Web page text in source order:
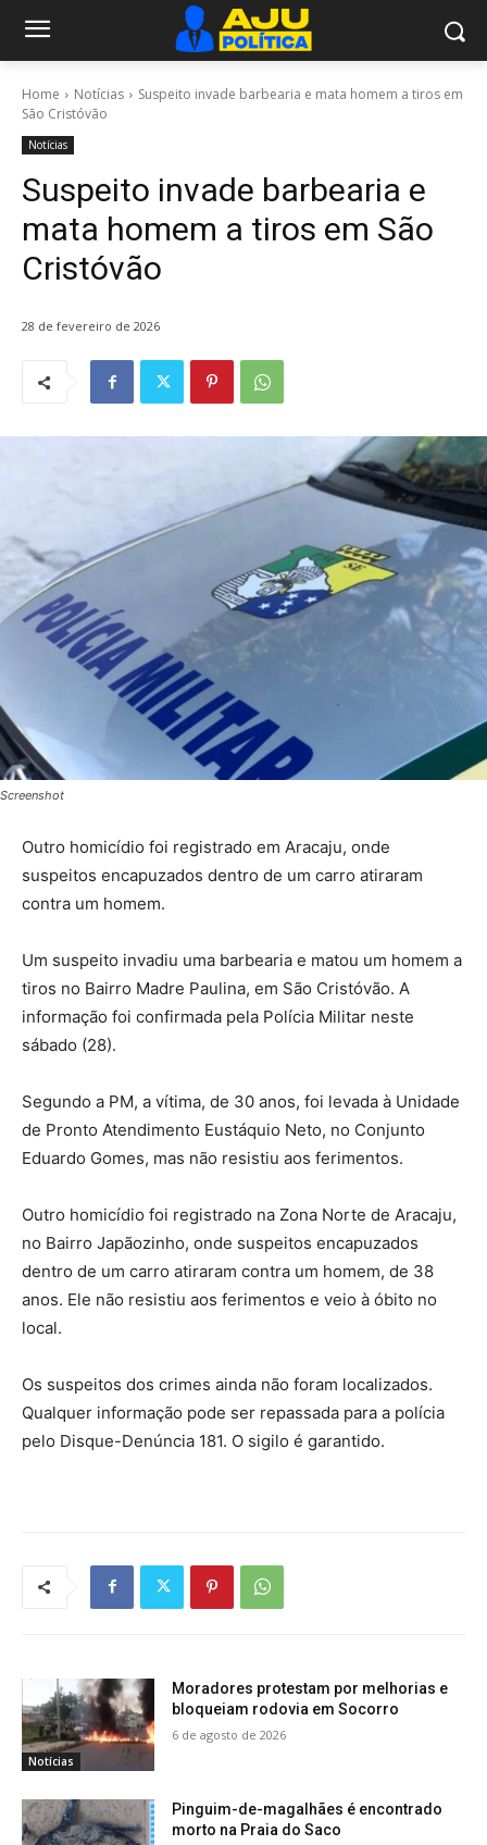
Home Notícias
Suspeito invade barbearia e mata homem a tiros em
São Cristóvão
Notícias
Suspeito invade barbearia e
mata homem a tiros em São
Cristóvão
28 de fevereiro de 2026
Screenshot
Outro homicídio foi registrado em Aracaju, onde
suspeitos encapuzados dentro de um carro atiraram
contra um homem.
Um suspeito invadiu uma barbearia e matou um homem a
tiros no Bairro Madre Paulina, em São Cristóvão. A
informação foi confirmada pela Polícia Militar neste
sábado (28).
Segundo a PM, a vítima, de 30 anos, foi levada à Unidade
de Pronto Atendimento Eustáquio Neto, no Conjunto
Eduardo Gomes, mas não resistiu aos ferimentos.
Outro homicídio foi registrado na Zona Norte de Aracaju,
no Bairro Japãozinho, onde suspeitos encapuzados
dentro de um carro atiraram contra um homem, de 38
anos. Ele não resistiu aos ferimentos e veio à óbito no
local.
Os suspeitos dos crimes ainda não foram localizados.
Qualquer informação pode ser repassada para a polícia
pelo Disque-Denúncia 181. O sigilo é garantido.
Notícias
Moradores protestam por melhorias e
bloqueiam rodovia em Socorro
6 de agosto de 2026
Pinguim-de-magalhães é encontrado
morto na Praia do Saco